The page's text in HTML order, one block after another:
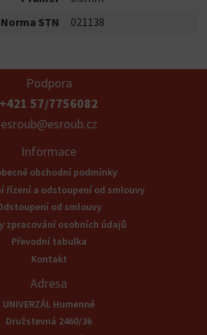
Norma STN
021138
Podpora
+421 57/7756082
esroub@esroub.cz
Informace
obchodní podmínky
řízení a odstoupení od smlouvy
od smlouvy
zpracování osobních údajů
Převodní tabulka
Kontakt
Adresa
UNIVERZÁL Humenné
Družstevná 2460/36